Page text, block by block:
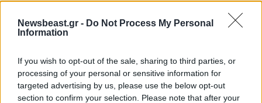
Newsbeast.gr - Do Not Process My Personal
Information
If you wish to opt-out of the sale, sharing to third parties, or
processing of your personal or sensitive information for
targeted advertising by us, please use the below opt-out
section to confirm your selection. Please note that after your